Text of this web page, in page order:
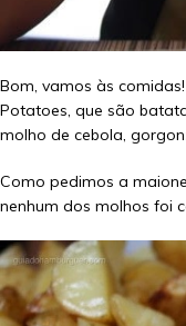
Bom, vamos às
Potatoes, que são
molho de cebola,
Como pedimos a
nenhum dos molhos foi